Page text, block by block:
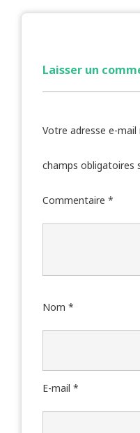
Laisser un
Votre adresse e-mail
champs obligatoires
Commentaire *
Nom *
E-mail *